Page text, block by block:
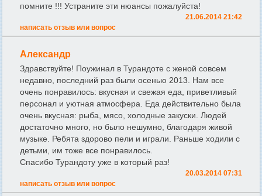
помните !!! Устраните эти нюансы пожалуйста!
21.06.2014 21:42
написать отзыв или вопрос
Александр
Здравствуйте! Поужинал в Турандоте с женой совсем
недавно, последний раз были осенью 2013. Нам все
очень понравилось: вкусная и свежая еда, приветливый
персонал и уютная атмосфера. Еда действительно была
очень вкусная: рыба, мясо, холодные закуски. Людей
достаточно много, но было нешумно, благодаря живой
музыке. Ребята здорово пели и играли. Раньше ходили с
детьми, им тоже все понравилось.
Спасибо Турандоту уже в который раз!
20.03.2014 07:31
написать отзыв или вопрос